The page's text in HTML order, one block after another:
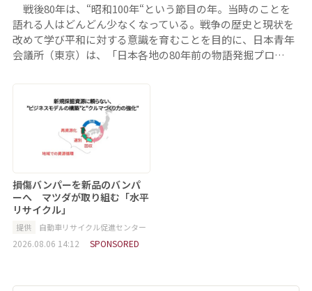
戦後80年は、“昭和100年“という節目の年。当時のことを
語れる人はどんどん少なくなっている。戦争の歴史と現状を
改めて学び平和に対する意識を育むことを目的に、日本青年
会議所（東京）は、「日本各地の80年前の物語発掘プロ…
損傷バンパーを新品のバンパ
ーへ マツダが取り組む「水平
リサイクル」
提供 自動車リサイクル促進センター
2026.08.06 14:12 SPONSORED